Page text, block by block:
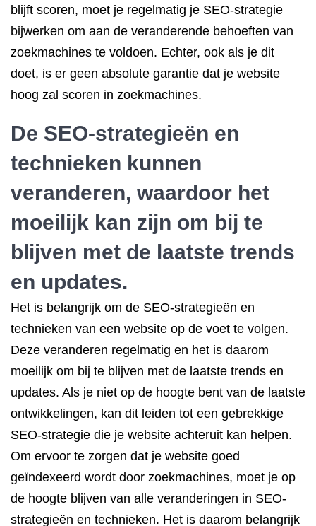
blijft scoren, moet je regelmatig je SEO-strategie
bijwerken om aan de veranderende behoeften van
zoekmachines te voldoen. Echter, ook als je dit
doet, is er geen absolute garantie dat je website
hoog zal scoren in zoekmachines.
De SEO-strategieën en
technieken kunnen
veranderen, waardoor het
moeilijk kan zijn om bij te
blijven met de laatste trends
en updates.
Het is belangrijk om de SEO-strategieën en
technieken van een website op de voet te volgen.
Deze veranderen regelmatig en het is daarom
moeilijk om bij te blijven met de laatste trends en
updates. Als je niet op de hoogte bent van de laatste
ontwikkelingen, kan dit leiden tot een gebrekkige
SEO-strategie die je website achteruit kan helpen.
Om ervoor te zorgen dat je website goed
geïndexeerd wordt door zoekmachines, moet je op
de hoogte blijven van alle veranderingen in SEO-
strategieën en technieken. Het is daarom belangrijk